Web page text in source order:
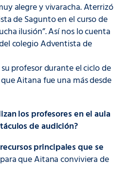
alegre y vivaracha. Aterrizó
de Sagunto en el curso de
ilusión”. Así nos lo cuenta
colegio Adventista de
profesor durante el ciclo de
Aitana fue una más desde
los profesores en el aula
de audición?
recursos principales que se
para que Aitana conviviera de